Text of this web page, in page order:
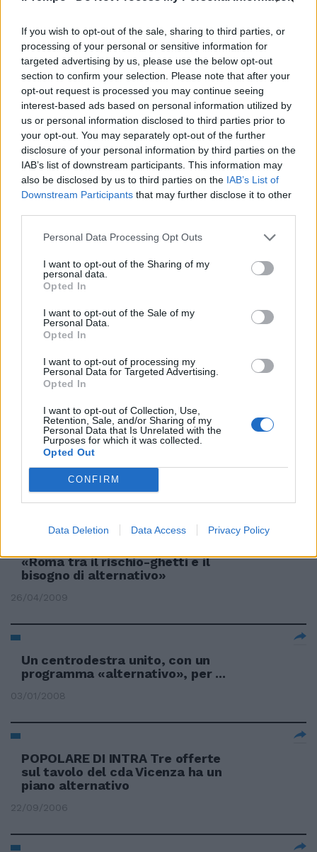
If you wish to opt-out of the sale, sharing to third parties, or
processing of your personal or sensitive information for
targeted advertising by us, please use the below opt-out
section to confirm your selection. Please note that after your
opt-out request is processed you may continue seeing
interest-based ads based on personal information utilized by
us or personal information disclosed to third parties prior to
your opt-out. You may separately opt-out of the further
disclosure of your personal information by third parties on the
IAB’s list of downstream participants. This information may
also be disclosed by us to third parties on the IAB’s List of
Downstream Participants that may further disclose it to other
Personal Data Processing Opt Outs
I want to opt-out of the Sharing of my
personal data.
Opted In
I want to opt-out of the Sale of my
Personal Data.
Opted In
I want to opt-out of processing my
Personal Data for Targeted Advertising.
Opted In
I want to opt-out of Collection, Use,
Retention, Sale, and/or Sharing of my
Personal Data that Is Unrelated with the
Purposes for which it was collected.
Opted Out
CONFIRM
Data Deletion Data Access Privacy Policy
LA NUOVA F1 Pur essendo
indubitabilmente legittimata a
farlo dalle normative antitrust,
la Fota non è sicuramente in
grado di mettere in piedi un
Campionato alternativo prima
del 2011.
20/06/2009
I team non fanno retromarcia e
alternativo Alonso: «La F1? Non
20/06/2009
Il presidente della Camera: «Si
scontro un manifesto politico
alternativo
alternativo
«Roma tra il rischio-ghetti e il
bisogno di alternativo»
26/04/2009
Un centrodestra unito, con un
programma «alternativo», per ...
03/01/2008
POPOLARE DI INTRA Tre offerte
sul tavolo del cda Vicenza ha un
piano alternativo
22/09/2006